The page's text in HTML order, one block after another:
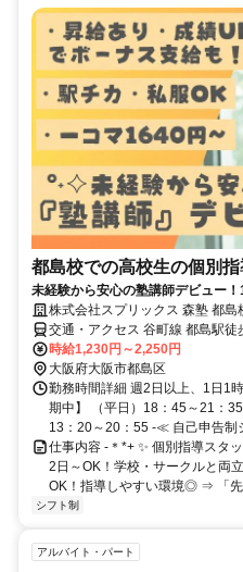
都島校での高校生の個別指
未経験から安心の塾講師デビュー！
株式会社スプリックス 森塾 都島
交通・アクセス 谷町線 都島駅徒
時給1,230円～2,250円
大阪府大阪市都島区
勤務時間詳細 週2日以上、1日1
期中】 （平日）18：45～21：
13：20～20：55 -≪ 自己申告制
仕事内容 -＊*+ ✨ 個別指導スタ
2日～OK！学校・サークルと両
OK！指導しやすい環境◎ ⇒ 「
シフト制
アルバイト・パート